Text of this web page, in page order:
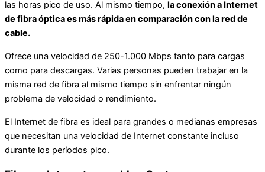
las horas pico de uso. Al mismo tiempo, la conexión a Internet
de fibra óptica es más rápida en comparación con la red de
cable.
Ofrece una velocidad de 250-1.000 Mbps tanto para cargas
como para descargas. Varias personas pueden trabajar en la
misma red de fibra al mismo tiempo sin enfrentar ningún
problema de velocidad o rendimiento.
El Internet de fibra es ideal para grandes o medianas empresas
que necesitan una velocidad de Internet constante incluso
durante los períodos pico.